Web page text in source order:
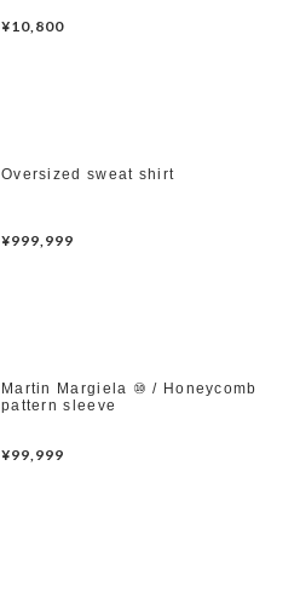
¥10,800
Oversized sweat shirt
¥999,999
Martin Margiela ⑩ / Honeycomb
pattern sleeve
¥99,999